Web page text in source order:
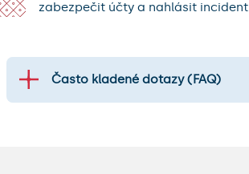
zabezpečit účty a nahlásit incident.
Často kladené dotazy (FAQ)